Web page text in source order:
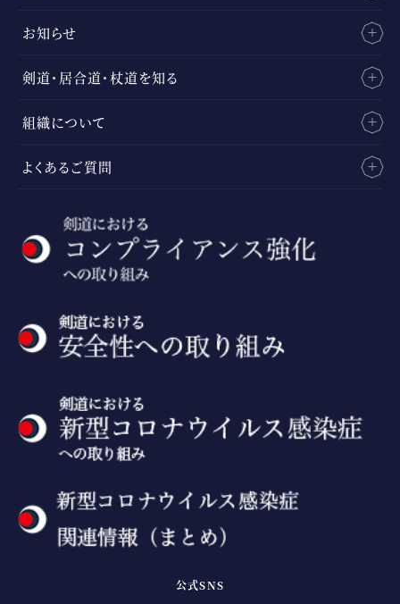
お知らせ
剣道・居合道・杖道を知る
組織について
よくあるご質問
公式SNS